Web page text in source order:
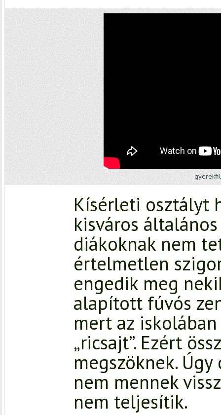
Kísérleti osztályt
kisváros
diákoknak nem
értelmetlen
engedik meg
alapított fúvós
mert az
„ricsajt”. Ezért
megszöknek.
nem mennek
nem teljesítik.